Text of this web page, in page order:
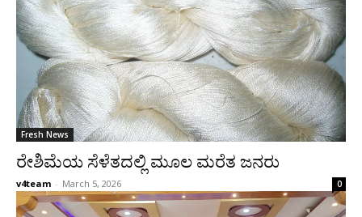
Fresh News
ರೇಶಿಮೆಯ ಸೆಳೆತದಲ್ಲಿ ಮೂಲ ಮರೆತ ಜನರು
v4team - March 5, 2026 0